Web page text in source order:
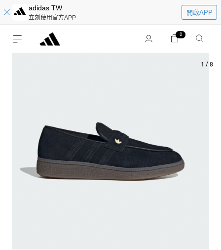
adidas TW
立刻使用官方APP
開啟APP
0
1 / 8